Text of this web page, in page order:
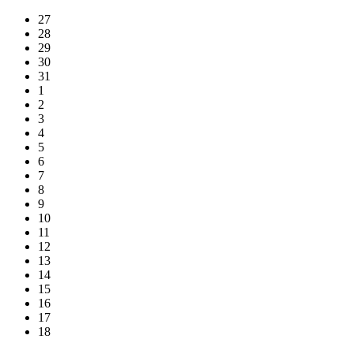
27
28
29
30
31
1
2
3
4
5
6
7
8
9
10
11
12
13
14
15
16
17
18